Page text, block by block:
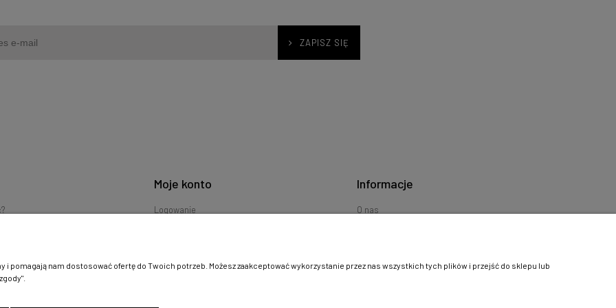
ZAPISZ SIĘ
Moje konto
Logowanie
Ustawienia konta
Informacje
O nas
Polityka cookies
pomagają nam dostosować ofertę do Twoich potrzeb. Możesz zaakceptować wykorzystanie przez nas wszystkich tych plików i przejść do sklepu lub